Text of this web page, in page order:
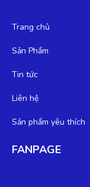
Trang chủ
Sản Phẩm
Tin tức
Liên hệ
Sản phẩm yêu thích
FANPAGE